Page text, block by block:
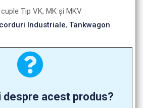
Tip VK, MK şi MKV
Industriale, Tankwagon
despre acest produs?